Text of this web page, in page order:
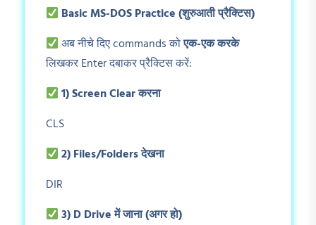
Basic MS-DOS Practice (शुरुआती प्रैक्टिस)
अब नीचे दिए commands कोएक-एक करके
लिखकर Enter दबाकर प्रैक्टिस करें:
1) Screen Clearकरना
CLS
2) Files/Foldersदेखना
DIR
3) D Driveमें जाना (अगर हो)